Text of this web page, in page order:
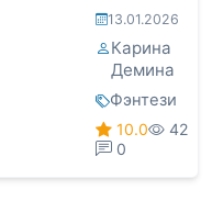
13.01.2026
Карина
Демина
Фэнтези
10.0
42
0